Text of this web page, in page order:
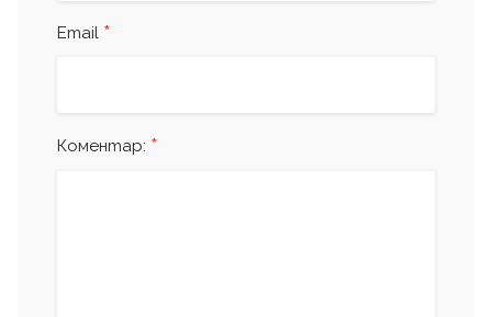
Email *
Коментар: *